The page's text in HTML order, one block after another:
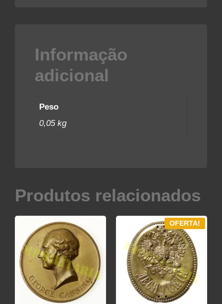
Informação
adicional
Peso
0,05 kg
Produtos relacionados
OFERTA!